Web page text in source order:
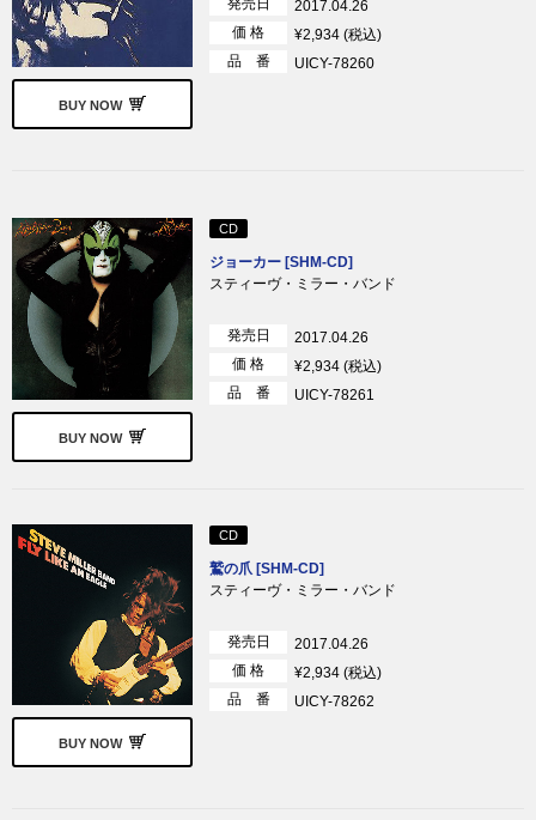
BUY NOW
発売日
2017.04.26
価 格
¥2,934 (税込)
品 番
UICY-78260
BUY NOW
CD
ジョーカー [SHM-CD]
スティーヴ・ミラー・バンド
発売日
2017.04.26
価 格
¥2,934 (税込)
品 番
UICY-78261
BUY NOW
CD
鷲の爪 [SHM-CD]
スティーヴ・ミラー・バンド
発売日
2017.04.26
価 格
¥2,934 (税込)
品 番
UICY-78262